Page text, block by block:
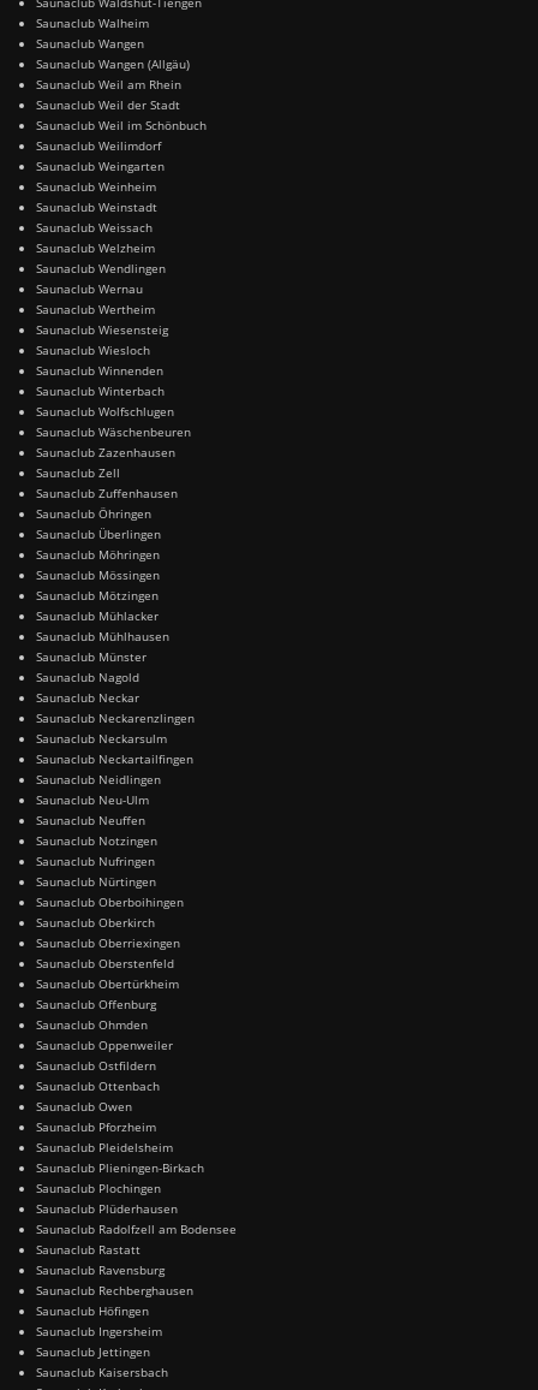
Saunaclub Walheim
Saunaclub Wangen
Saunaclub Wangen (Allgäu)
Saunaclub Weil am Rhein
Saunaclub Weil der Stadt
Saunaclub Weil im Schönbuch
Saunaclub Weilimdorf
Saunaclub Weingarten
Saunaclub Weinheim
Saunaclub Weinstadt
Saunaclub Weissach
Saunaclub Welzheim
Saunaclub Wendlingen
Saunaclub Wernau
Saunaclub Wertheim
Saunaclub Wiesensteig
Saunaclub Wiesloch
Saunaclub Winnenden
Saunaclub Winterbach
Saunaclub Wolfschlugen
Saunaclub Wäschenbeuren
Saunaclub Zazenhausen
Saunaclub Zell
Saunaclub Zuffenhausen
Saunaclub Öhringen
Saunaclub Überlingen
Saunaclub Möhringen
Saunaclub Mössingen
Saunaclub Mötzingen
Saunaclub Mühlacker
Saunaclub Mühlhausen
Saunaclub Münster
Saunaclub Nagold
Saunaclub Neckar
Saunaclub Neckarenzlingen
Saunaclub Neckarsulm
Saunaclub Neckartailfingen
Saunaclub Neidlingen
Saunaclub Neu-Ulm
Saunaclub Neuffen
Saunaclub Notzingen
Saunaclub Nufringen
Saunaclub Nürtingen
Saunaclub Oberboihingen
Saunaclub Oberkirch
Saunaclub Oberriexingen
Saunaclub Oberstenfeld
Saunaclub Obertürkheim
Saunaclub Offenburg
Saunaclub Ohmden
Saunaclub Oppenweiler
Saunaclub Ostfildern
Saunaclub Ottenbach
Saunaclub Owen
Saunaclub Pforzheim
Saunaclub Pleidelsheim
Saunaclub Plieningen-Birkach
Saunaclub Plochingen
Saunaclub Plüderhausen
Saunaclub Radolfzell am Bodensee
Saunaclub Rastatt
Saunaclub Ravensburg
Saunaclub Rechberghausen
Saunaclub Höfingen
Saunaclub Ingersheim
Saunaclub Jettingen
Saunaclub Kaisersbach